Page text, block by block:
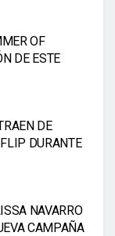
OF
DE ESTE
DE
DURANTE
NAVARRO
CAMPAÑA